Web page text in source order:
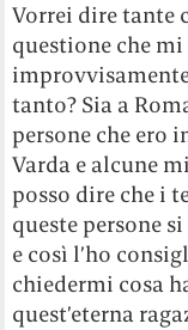
Vorrei dire tante
questione che mi
tanto? Sia a
persone che ero
Varda e alcune
posso dire che i
queste persone
e così l’ho
chiedermi cosa
quest’eterna